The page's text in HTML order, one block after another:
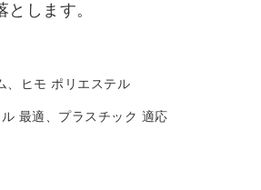
します。
、ヒモ ポリエステル
最適、プラスチック 適応